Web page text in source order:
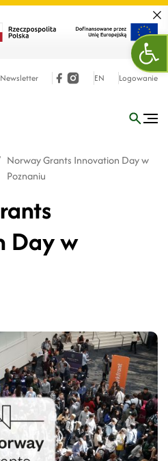
Newsletter EN Logowanie
Norway Grants Innovation Day w
Poznaniu
Day w